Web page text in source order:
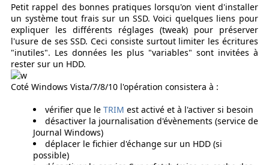
Petit rappel des bonnes pratiques lorsqu'on vient d'installer
un système tout frais sur un SSD. Voici quelques liens pour
expliquer les différents réglages (tweak) pour préserver
l'usure de ses SSD. Ceci consiste surtout limiter les écritures
"inutiles". Les données les plus "variables" sont invitées à
rester sur un HDD.
Coté Windows Vista/7/8/10 l'opération consistera à :
vérifier que le TRIM est activé et à l'activer si besoin
désactiver la journalisation d'évènements (service de
Journal Windows)
déplacer le fichier d'échange sur un HDD (si
possible)